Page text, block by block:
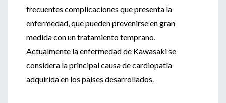
frecuentes complicaciones que presenta la
enfermedad, que pueden prevenirse en gran
medida con un tratamiento temprano.
Actualmente la enfermedad de Kawasaki se
considera la principal causa de cardiopatía
adquirida en los países desarrollados.